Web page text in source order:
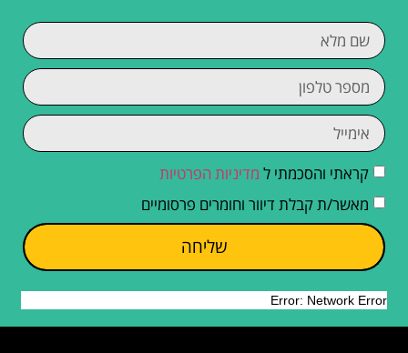
קראתי והסכמתי ל מדיניות הפרטיות
מאשר/ת קבלת דיוור וחומרים פרסומיים
שליחה